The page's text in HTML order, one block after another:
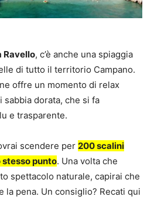
Ravello, c’è anche una spiaggia
di tutto il territorio Campano.
offre un momento di relax
sabbia dorata, che si fa
e trasparente.
scendere per 200 scalini
punto. Una volta che
spettacolo naturale, capirai che
la pena. Un consiglio? Recati qui